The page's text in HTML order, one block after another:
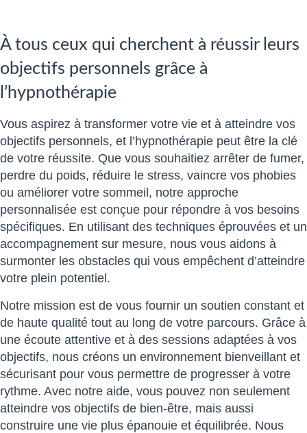
À tous ceux qui cherchent à réussir leurs
objectifs personnels grâce à
l’hypnothérapie
Vous aspirez à transformer votre vie et à atteindre vos
objectifs personnels, et l’hypnothérapie peut être la clé
de votre réussite. Que vous souhaitiez arrêter de fumer,
perdre du poids, réduire le stress, vaincre vos phobies
ou améliorer votre sommeil, notre approche
personnalisée est conçue pour répondre à vos besoins
spécifiques. En utilisant des techniques éprouvées et un
accompagnement sur mesure, nous vous aidons à
surmonter les obstacles qui vous empêchent d’atteindre
votre plein potentiel.
Notre mission est de vous fournir un soutien constant et
de haute qualité tout au long de votre parcours. Grâce à
une écoute attentive et à des sessions adaptées à vos
objectifs, nous créons un environnement bienveillant et
sécurisant pour vous permettre de progresser à votre
rythme. Avec notre aide, vous pouvez non seulement
atteindre vos objectifs de bien-être, mais aussi
construire une vie plus épanouie et équilibrée. Nous